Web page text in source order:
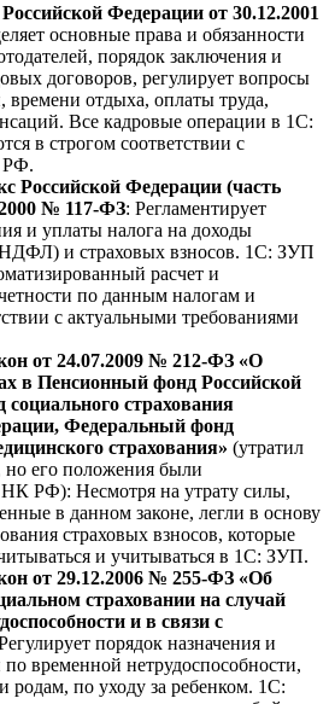
Федерации от 30.12.2001
основные права и обязанности
порядок заключения и
договоров, регулирует вопросы
времени отдыха, оплаты труда,
Все кадровые операции в 1С:
в строгом соответствии с
РФ.
Российской Федерации (часть
№ 117-ФЗ: Регламентирует
и уплаты налога на доходы
и страховых взносов. 1С: ЗУП
расчет и
по данным налогам и
с актуальными требованиями
от 24.07.2009 № 212-ФЗ «О
в Пенсионный фонд Российской
страхования
Федеральный фонд
страхования» (утратил
но его положения были
РФ): Несмотря на утрату силы,
в данном законе, легли в основу
страховых взносов, которые
и учитываться в 1С: ЗУП.
от 29.12.2006 № 255-ФЗ «Об
страховании на случай
и в связи с
порядок назначения и
временной нетрудоспособности,
родам, по уходу за ребенком. 1С: